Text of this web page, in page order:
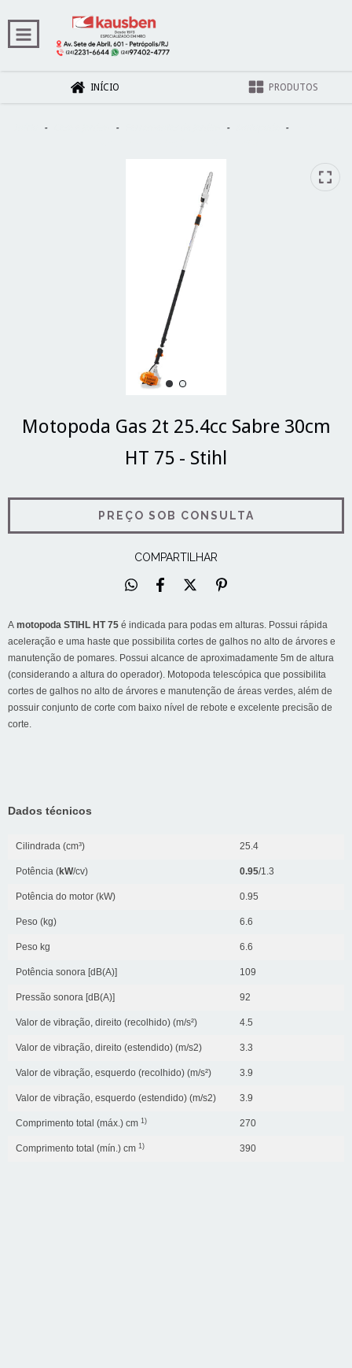
INÍCIO PRODUTOS
- - - -
Motopoda Gas 2t 25.4cc Sabre 30cm
HT 75 - Stihl
COMPARTILHAR
A motopoda STIHL HT 75 é indicada para podas em alturas. Possui rápida
aceleração e uma haste que possibilita cortes de galhos no alto de árvores e
manutenção de pomares. Possui alcance de aproximadamente 5m de altura
(considerando a altura do operador). Motopoda telescópica que possibilita
cortes de galhos no alto de árvores e manutenção de áreas verdes, além de
possuir conjunto de corte com baixo nível de rebote e excelente precisão de
corte.
Dados técnicos
Cilindrada (cm³) 25.4
Potência (kW/cv) 0.95/1.3
Potência do motor (kW) 0.95
Peso (kg) 6.6
Peso kg 6.6
Potência sonora [dB(A)] 109
Pressão sonora [dB(A)] 92
Valor de vibração, direito (recolhido) (m/s²) 4.5
Valor de vibração, direito (estendido) (m/s2) 3.3
Valor de vibração, esquerdo (recolhido) (m/s²) 3.9
Valor de vibração, esquerdo (estendido) (m/s2) 3.9
Comprimento total (máx.) cm 1) 270
Comprimento total (mín.) cm 1) 390